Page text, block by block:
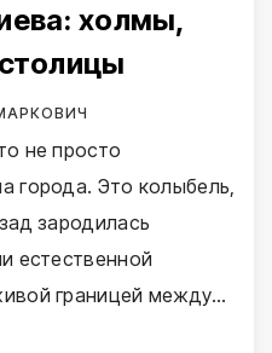
холмы,
не просто
города. Это колыбель,
зародилась
естественной
границей между…